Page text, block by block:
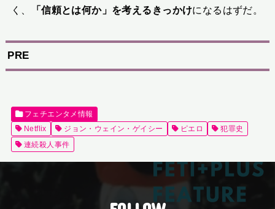
く、
「信頼とは何か」を考えるきっかけになるはずだ。
PRE
フェチエンタメ情報
Netflix
ジョン・ウェイン・ゲイシー ピエロ
犯罪史
連続殺人事件